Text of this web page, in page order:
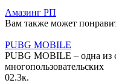
Амазинг РП
Вам также может
PUBG MOBILE
PUBG MOBILE – одна
многопользовательских
02.3к.